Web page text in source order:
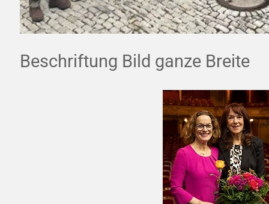
Beschriftung Bild ganze Breite